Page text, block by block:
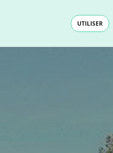
UTILISER